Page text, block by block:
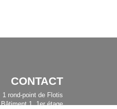
CONTACT
1 rond-point de Flotis
Bâtiment 1, 1er étage